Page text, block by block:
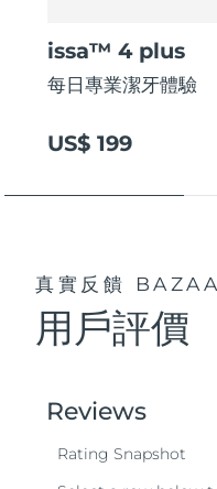
issa™ 4 plus
每日專業潔牙體驗
US$ 199
真實反饋
用戶評價